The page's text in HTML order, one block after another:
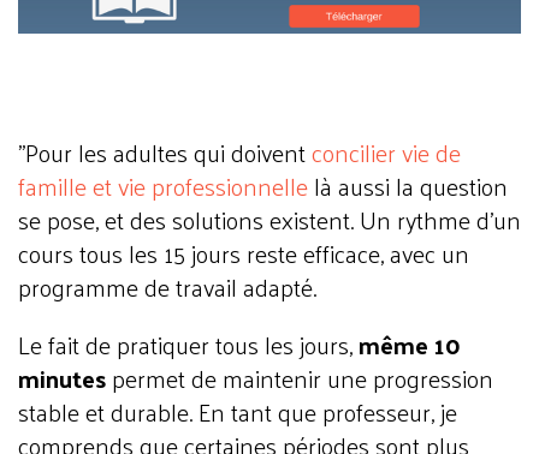
"Pour les adultes qui doiventconcilier vie de
famille et vie professionnellelà aussi la question
se pose, et des solutions existent. Un rythme d’un
cours tous les 15 jours reste efficace, avec un
programme de travail adapté.
Le fait de pratiquer tous les jours,même 10
minutespermet de maintenir une progression
stable et durable. En tant que professeur, je